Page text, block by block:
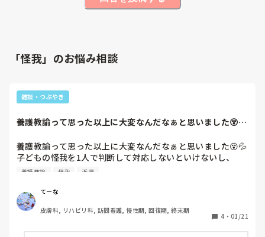
「怪我」のお悩み相談
雑談・つぶやき
養護教諭って思った以上に大変なんだなぁと思いました😵💦
養護教諭って思った以上に大変なんだなぁと思いました😵💦
子どもの怪我を1人で判断して対応しないといけないし、
時々親御さんからのクレームもある。責任重いなぁ💦
小学校の派遣看護師なのですが、今度、養護の先生が1日不
在で、私が代理をするのでドキドキしてます😵
担任の先生や上の先生方に相談しながら頑張ろ💪
養護教諭 怪我 派遣
てーな
皮膚科, リハビリ科, 訪問看護, 慢性期, 回復期, 終末期
4 ・ 01/21